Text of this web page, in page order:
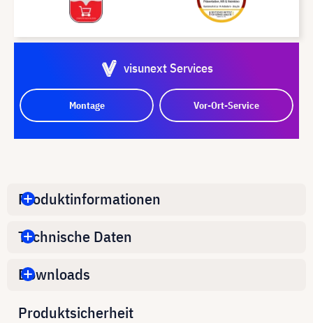
visunext Services
Montage Vor-Ort-Service
Produktinformationen
Technische Daten
Downloads
Produktsicherheit